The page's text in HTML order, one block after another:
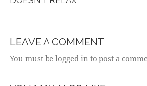
LEAVE A COMMENT
You must be logged in to post a